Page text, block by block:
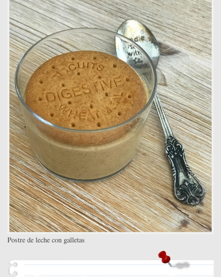
Postre de leche con galletas